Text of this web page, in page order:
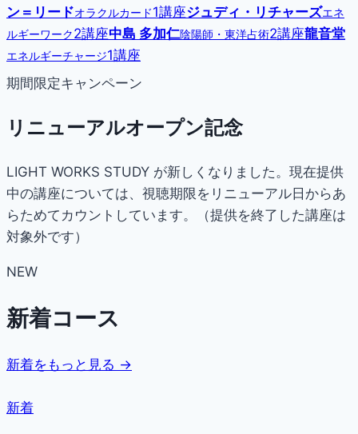
ン＝リードオラクルカード1講座ジュディ・リチャーズエネ
ルギーワーク2講座中島 多加仁陰陽師・東洋占術2講座龍音堂
エネルギーチャージ1講座
期間限定キャンペーン
リニューアルオープン記念
LIGHT WORKS STUDY が新しくなりました。現在提供
中の講座については、視聴期限をリニューアル日からあ
らためてカウントしています。（提供を終了した講座は
対象外です）
NEW
新着コース
新着をもっと見る →
新着